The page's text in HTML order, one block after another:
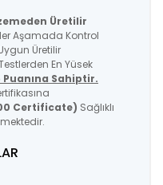
Üretilir
Aşamada Kontrol
Üretilir
En Yüsek
Puanına Sahiptir.
Certificate) Sağlıklı